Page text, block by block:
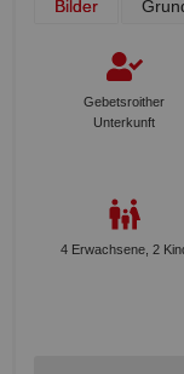
Bilder
Gebetsroither
Unterkunft
4 Erwachsene, 2